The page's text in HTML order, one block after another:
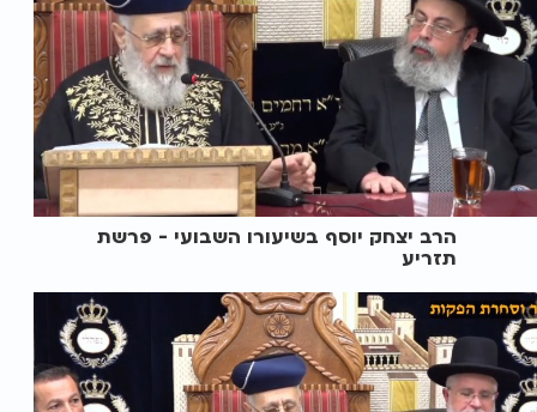
הרב יצחק יוסף בשיעורו השבועי - פרשת
תזריע